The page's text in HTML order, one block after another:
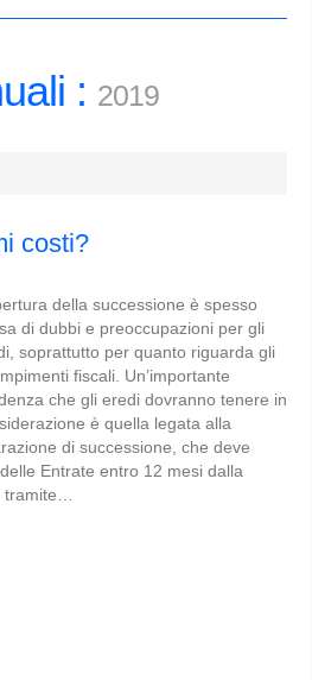
: 2019
costi?
della successione è spesso
di dubbi e preoccupazioni per gli
soprattutto per quanto riguarda gli
fiscali. Un’importante
che gli eredi dovranno tenere in
è quella legata alla
di successione, che deve
Entrate entro 12 mesi dalla